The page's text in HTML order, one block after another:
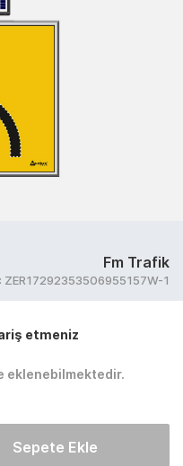
Fm Trafik
ZER17292353506955157W-1
etmeniz
eklenebilmektedir.
Sepete Ekle